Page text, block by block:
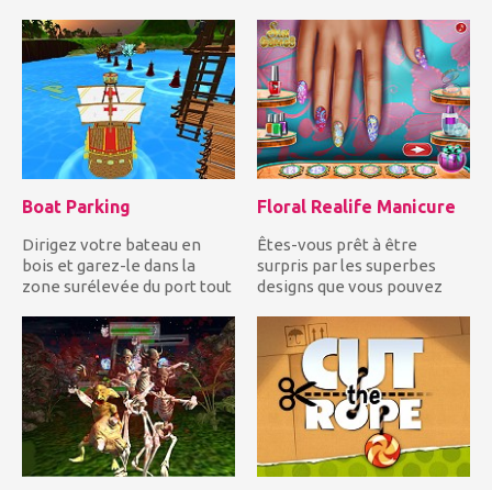
Boat Parking
Dirigez votre bateau en
bois et garez-le dans la
zone surélevée du port tout
Floral Realife Manicure
Êtes-vous prêt à être
surpris par les superbes
designs que vous pouvez